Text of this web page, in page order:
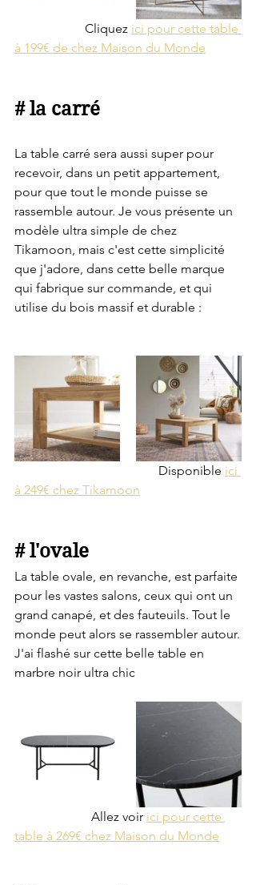
                      Cliquez
ici pour cette table
à 199€ de chez Maison du Monde
# la carré
La table carré sera aussi super pour
recevoir, dans un petit appartement,
pour que tout le monde puisse se
rassemble autour. Je vous présente un
modèle ultra simple de chez
Tikamoon, mais c'est cette simplicité
que j'adore, dans cette belle marque
qui fabrique sur commande, et qui
utilise du bois massif et durable :
                                             Disponible
ici
à 249€ chez Tikamoon
# l'ovale
La table ovale, en revanche, est parfaite
pour les vastes salons, ceux qui ont un
grand canapé, et des fauteuils. Tout le
monde peut alors se rassembler autour.
J'ai flashé sur cette belle table en
marbre noir ultra chic
                        Allez voir
ici pour cette
table à 269€ chez Maison du Monde